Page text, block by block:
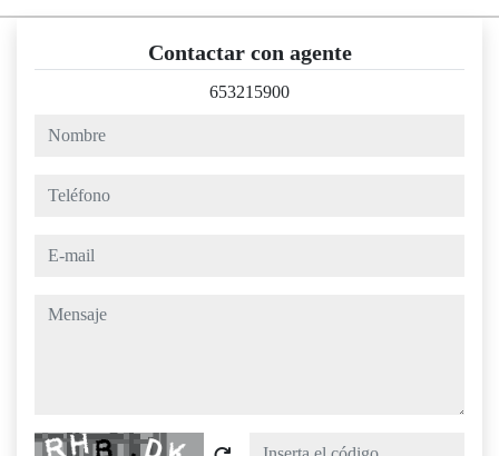
Contactar con agente
653215900
nombre
teléfono
e-mail
mensaje
Captcha